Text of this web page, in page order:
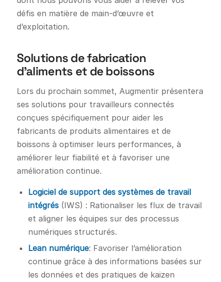
défis en matière de main-d’œuvre et
d’exploitation.
Solutions de fabrication
d'aliments et de boissons
Lors du prochain sommet, Augmentir présentera
ses solutions pour travailleurs connectés
conçues spécifiquement pour aider les
fabricants de produits alimentaires et de
boissons à optimiser leurs performances, à
améliorer leur fiabilité et à favoriser une
amélioration continue.
Logiciel de support des systèmes de travail
intégrés(IWS) : Rationaliser les flux de travail
et aligner les équipes sur des processus
numériques structurés.
Lean numérique: Favoriser l’amélioration
continue grâce à des informations basées sur
les données et des pratiques de kaizen